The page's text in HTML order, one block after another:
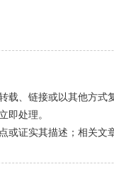
、链接或以其他方式
即处理。
证实其描述；相关文